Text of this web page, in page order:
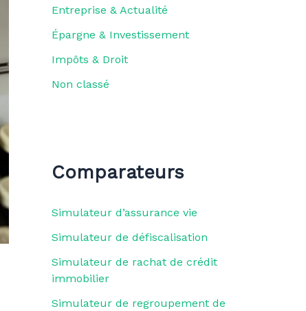
Entreprise & Actualité
Épargne & Investissement
Impôts & Droit
Non classé
Comparateurs
Simulateur d’assurance vie
Simulateur de défiscalisation
Simulateur de rachat de crédit
immobilier
Simulateur de regroupement de